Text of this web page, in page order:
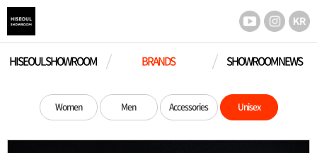
HISEOUL SHOWROOM BRANDS SHOWROOM NEWS
Women Men Accessories Unisex